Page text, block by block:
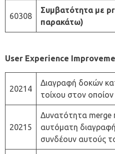
60308
Συμβατότητα με
παρακάτω)
User Experience
20214
Διαγραφή δοκών
τοίχου στον οποίον
20215
Δυνατότητα merge
αυτόματη
συνδέουν αυτούς